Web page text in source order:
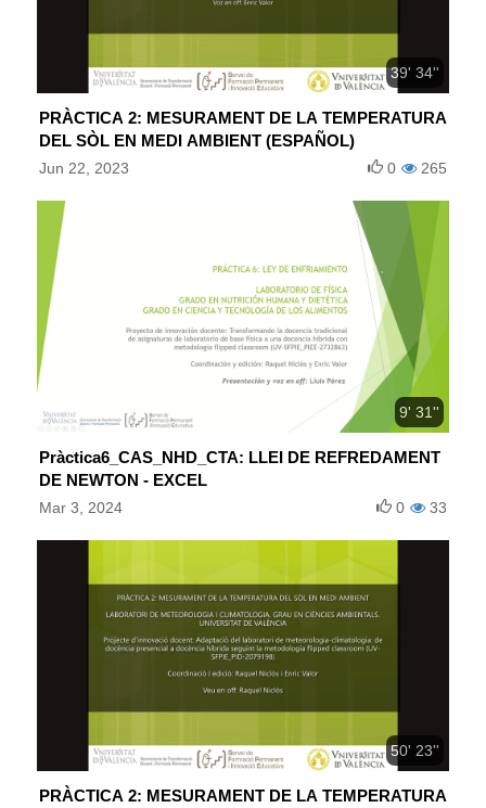
39' 34''
PRÀCTICA 2: MESURAMENT DE LA TEMPERATURA
DEL SÒL EN MEDI AMBIENT (ESPAÑOL)
Jun 22, 2023 265
0
9' 31''
Pràctica6_CAS_NHD_CTA: LLEI DE REFREDAMENT
DE NEWTON - EXCEL
Mar 3, 2024 33
0
50' 23''
PRÀCTICA 2: MESURAMENT DE LA TEMPERATURA